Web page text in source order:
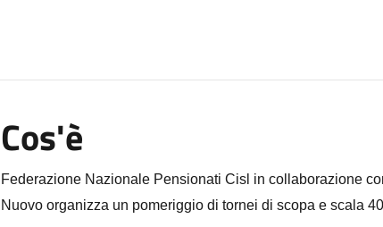
Cos'è
Federazione Nazionale Pensionati Cisl in collaborazione
Nuovo organizza un pomeriggio di tornei di scopa e scala